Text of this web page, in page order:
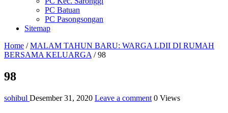
PC Batuan
PC Pasongsongan
Sitemap
Home / MALAM TAHUN BARU: WARGA LDII DI RUMAH
BERSAMA KELUARGA / 98
98
sohibul Desember 31, 2020 Leave a comment 0 Views